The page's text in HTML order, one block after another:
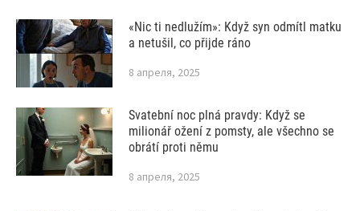
«Nic ti nedlužím»: Když syn odmítl matku
a netušil, co přijde ráno
8 апреля, 2025
Svatební noc plná pravdy: Když se
milionář ožení z pomsty, ale všechno se
obrátí proti němu
8 апреля, 2025